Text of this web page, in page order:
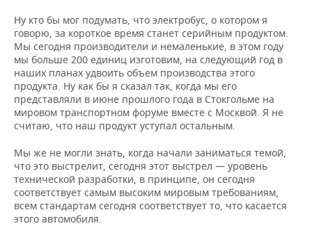
Ну кто бы мог подумать, что электробус, о котором я
говорю, за короткое время станет серийным продуктом.
Мы сегодня производители и немаленькие, в этом году
мы больше 200 единиц изготовим, на следующий год в
наших планах удвоить объем производства этого
продукта. Ну как бы я сказал так, когда мы его
представляли в июне прошлого года в Стокгольме на
мировом транспортном форуме вместе с Москвой. Я не
считаю, что наш продукт уступал остальным.
Мы же не могли знать, когда начали заниматься темой,
что это выстрелит, сегодня этот выстрел — уровень
технической разработки, в принципе, он сегодня
соответствует самым высоким мировым требованиям,
всем стандартам сегодня соответствует то, что касается
этого автомобиля.